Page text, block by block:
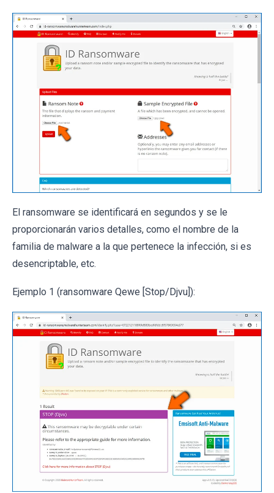
El ransomware se identificará en segundos y se le
proporcionarán varios detalles, como el nombre de la
familia de malware a la que pertenece la infección, si es
desencriptable, etc.
Ejemplo 1 (ransomware Qewe [Stop/Djvu]):